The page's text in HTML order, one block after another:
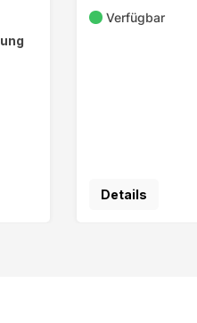
Verfügbar
Details